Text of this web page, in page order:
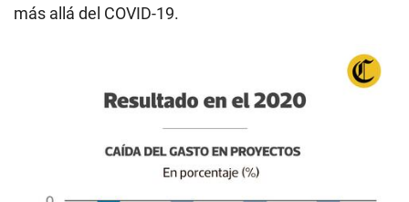
más allá del COVID-19.